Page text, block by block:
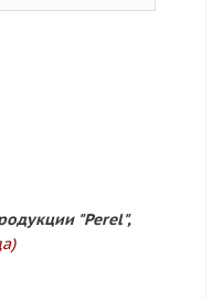
"Perel",